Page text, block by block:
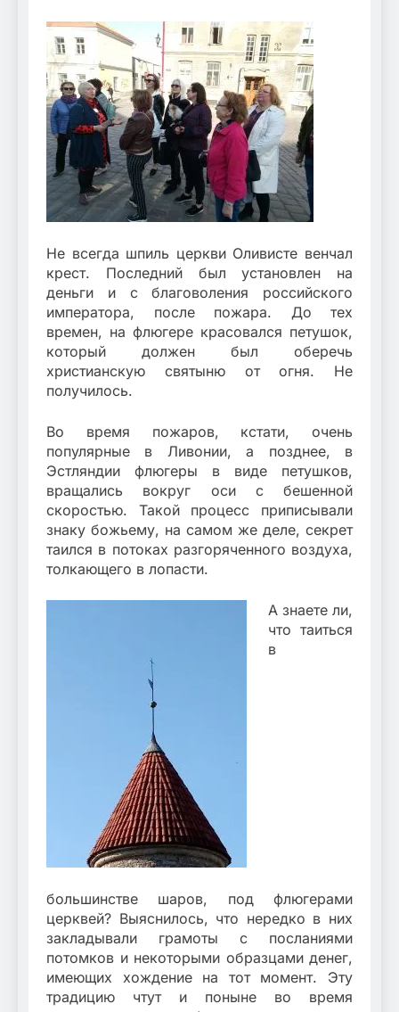
Не всегда шпиль церкви Оливисте венчал
крест. Последний был установлен на
деньги и с благоволения российского
императора, после пожара. До тех
времен, на флюгере красовался петушок,
который должен был оберечь
христианскую святыню от огня. Не
получилось.
Во время пожаров, кстати, очень
популярные в Ливонии, а позднее, в
Эстляндии флюгеры в виде петушков,
вращались вокруг оси с бешенной
скоростью. Такой процесс приписывали
знаку божьему, на самом же деле, секрет
таился в потоках разгоряченного воздуха,
толкающего в лопасти.
А знаете ли,
что таиться
в
большинстве шаров, под флюгерами
церквей? Выяснилось, что нередко в них
закладывали грамоты с посланиями
потомков и некоторыми образцами денег,
имеющих хождение на тот момент. Эту
традицию чтут и поныне во время